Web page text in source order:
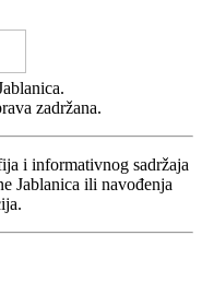
zadržana.
i informativnog sadržaja
Jablanica ili navođenja